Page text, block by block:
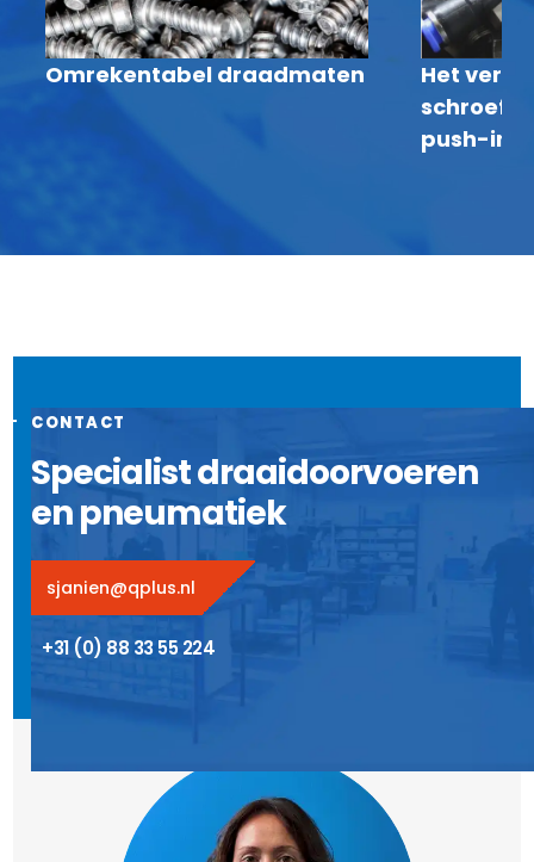
Omrekentabel draadmaten
Het
push-in
CONTACT
Specialist draaidoorvoeren
en pneumatiek
sjanien@qplus.nl
+31 (0) 88 33 55 224